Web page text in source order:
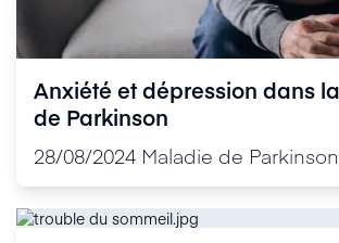
Anxiété et dépression dans
de Parkinson
28/08/2024 Maladie de Parkinson